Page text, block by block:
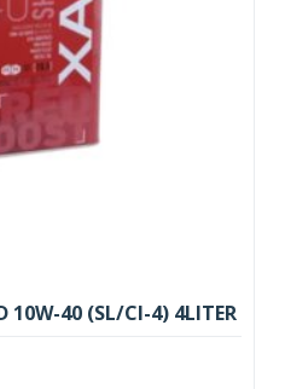
10W-40 (SL/CI-4) 4LITER